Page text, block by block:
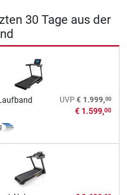
30 Tage aus der
UVP € 1.999,00
€ 1.599,00